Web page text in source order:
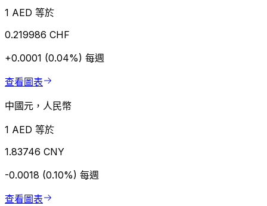
1 AED 等於
0.219986 CHF
+0.0001 (0.04%) 每週
查看圖表
中國元，人民幣
1 AED 等於
1.83746 CNY
-0.0018 (0.10%) 每週
查看圖表